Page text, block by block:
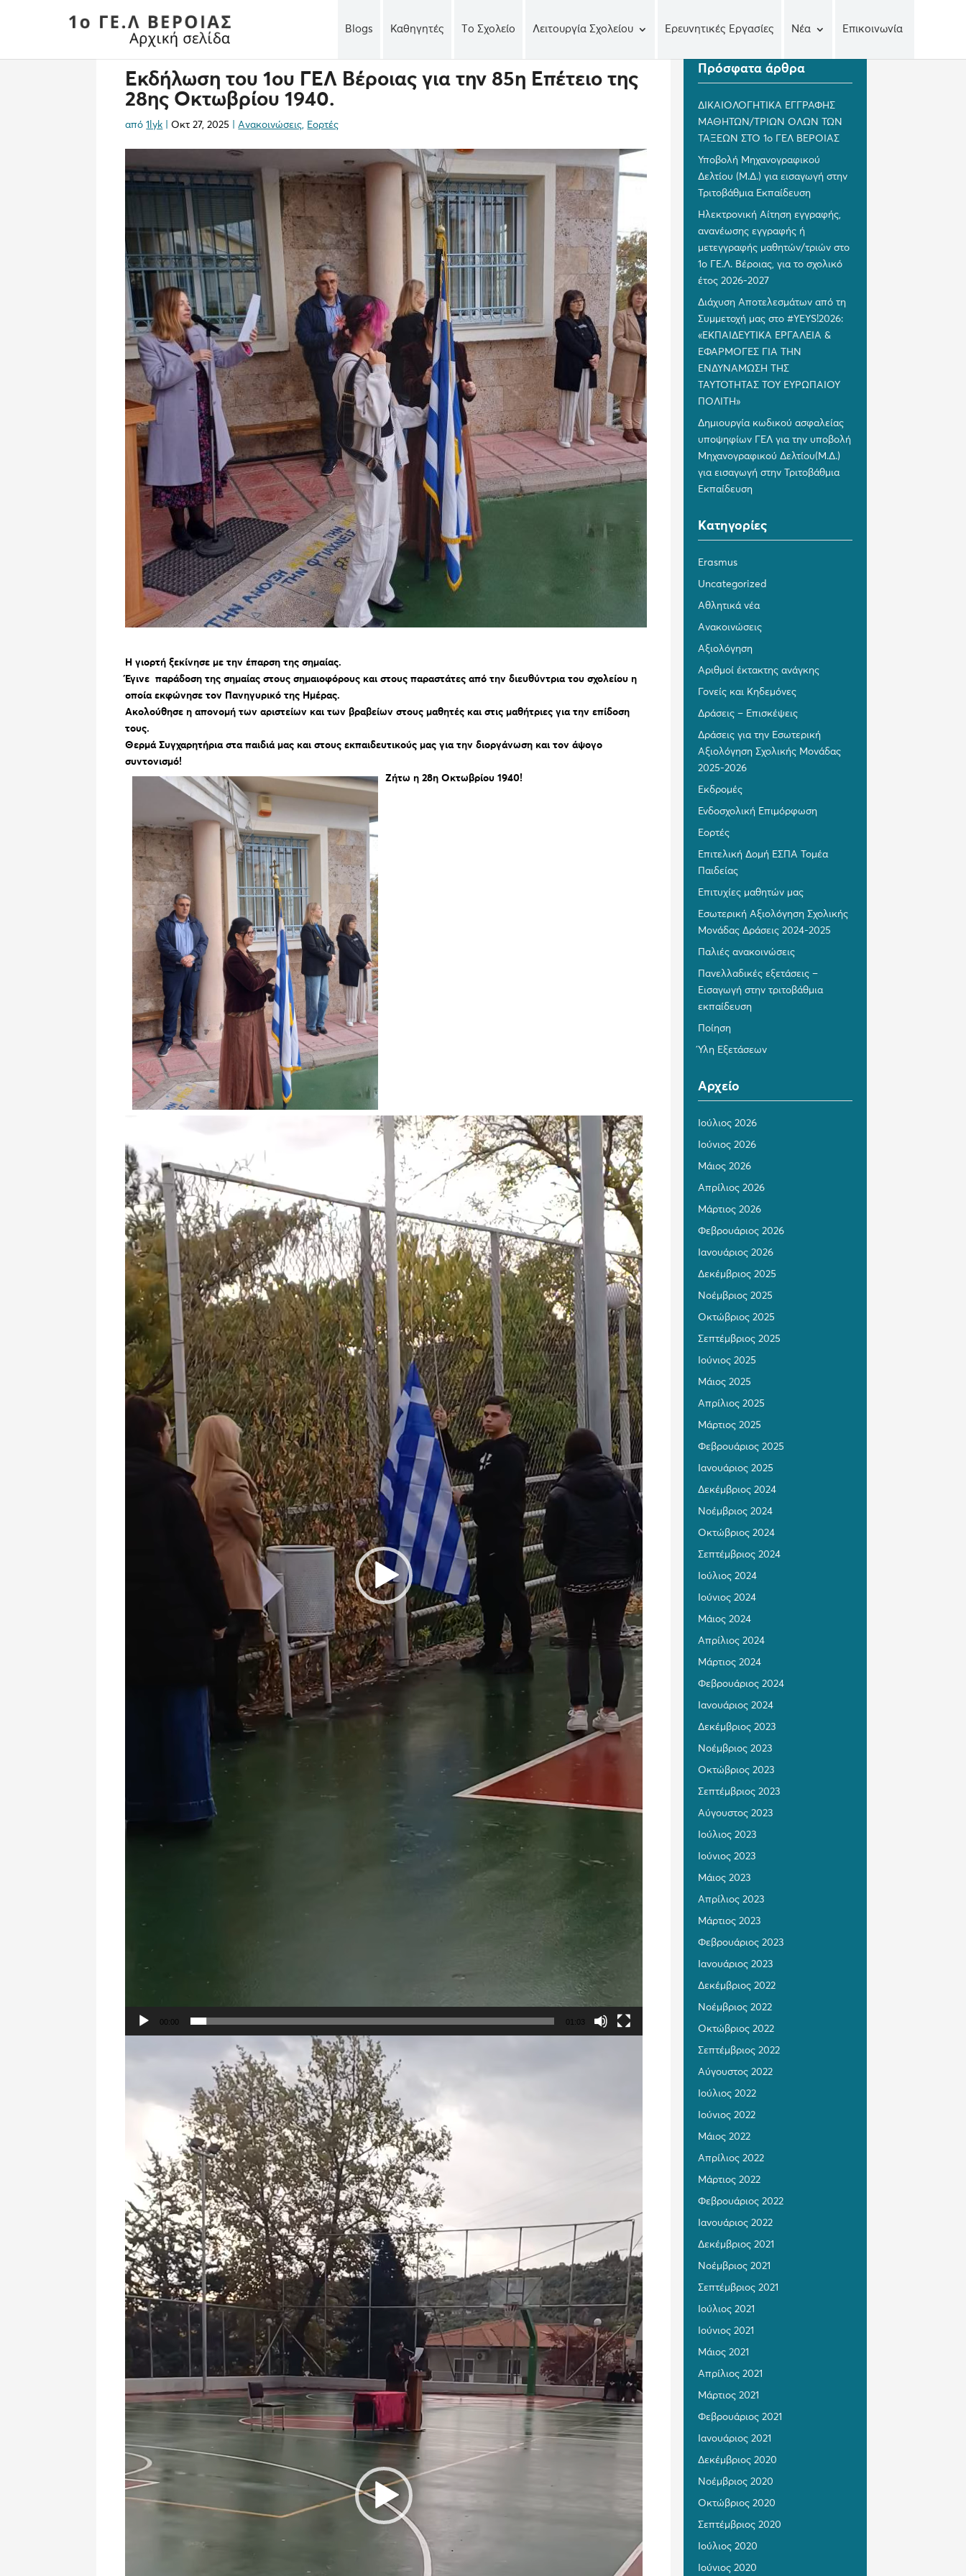
Blogs Καθηγητές Tο Σχολείο Λειτουργία Σχολείου Ερευνητικές Εργασίες Νέα Επικοινωνία
Εκδήλωση του 1ου ΓΕΛ Βέροιας για την 85η Επέτειο της
28ης Οκτωβρίου 1940.
από1lyk |Οκτ 27, 2025 |Ανακοινώσεις, Εορτές
Η γιορτή ξεκίνησε με την έπαρση της σημαίας.
Έγινε παράδοση της σημαίας στους σημαιοφόρους και στους παραστάτες από την διευθύντρια του σχολείου η
οποία εκφώνησε τον Πανηγυρικό της Ημέρας.
Ακολούθησε η απονομή των αριστείων και των βραβείων στους μαθητές και στις μαθήτριες για την επίδοση
τους.
Θερμά Συγχαρητήρια στα παιδιά μας και στους εκπαιδευτικούς μας για την διοργάνωση και τον άψογο
συντονισμό!
Ζήτω η 28η Οκτωβρίου 1940!
00:00 01:03
Πρόσφατα άρθρα
ΔΙΚΑΙΟΛΟΓΗΤΙΚΑ ΕΓΓΡΑΦΗΣ
ΜΑΘΗΤΩΝ/ΤΡΙΩΝ ΟΛΩΝ ΤΩΝ
ΤΑΞΕΩΝ ΣΤΟ 1ο ΓΕΛ ΒΕΡΟΙΑΣ
Υποβολή Μηχανογραφικού
Δελτίου (Μ.Δ.) για εισαγωγή στην
Τριτοβάθμια Εκπαίδευση
Ηλεκτρονική Αίτηση εγγραφής,
ανανέωσης εγγραφής ή
μετεγγραφής μαθητών/τριών στο
1ο ΓΕ.Λ. Βέροιας, για το σχολικό
έτος 2026-2027
Διάχυση Αποτελεσμάτων από τη
Συμμετοχή μας στο #YEYS!2026:
«ΕΚΠΑΙΔΕΥΤΙΚΑ ΕΡΓΑΛΕΙΑ &
ΕΦΑΡΜΟΓΕΣ ΓΙΑ ΤΗΝ
ΕΝΔΥΝΑΜΩΣΗ ΤΗΣ
ΤΑΥΤΟΤΗΤΑΣ ΤΟΥ ΕΥΡΩΠΑΙΟΥ
ΠΟΛΙΤΗ»
Δημιουργία κωδικού ασφαλείας
υποψηφίων ΓΕΛ για την υποβολή
Μηχανογραφικού Δελτίου(Μ.Δ.)
για εισαγωγή στην Τριτοβάθμια
Εκπαίδευση
Kατηγορίες
Erasmus
Uncategorized
Αθλητικά νέα
Ανακοινώσεις
Αξιολόγηση
Αριθμοί έκτακτης ανάγκης
Γονείς και Κηδεμόνες
Δράσεις – Επισκέψεις
Δράσεις για την Εσωτερική
Αξιολόγηση Σχολικής Μονάδας
2025-2026
Εκδρομές
Ενδοσχολική Επιμόρφωση
Εορτές
Επιτελική Δομή ΕΣΠΑ Τομέα
Παιδείας
Επιτυχίες μαθητών μας
Εσωτερική Αξιολόγηση Σχολικής
Μονάδας Δράσεις 2024-2025
Παλιές ανακοινώσεις
Πανελλαδικές εξετάσεις –
Εισαγωγή στην τριτοβάθμια
εκπαίδευση
Ποίηση
Ύλη Εξετάσεων
Αρχείο
Ιούλιος 2026
Ιούνιος 2026
Μάιος 2026
Απρίλιος 2026
Μάρτιος 2026
Φεβρουάριος 2026
Ιανουάριος 2026
Δεκέμβριος 2025
Νοέμβριος 2025
Οκτώβριος 2025
Σεπτέμβριος 2025
Ιούνιος 2025
Μάιος 2025
Απρίλιος 2025
Μάρτιος 2025
Φεβρουάριος 2025
Ιανουάριος 2025
Δεκέμβριος 2024
Νοέμβριος 2024
Οκτώβριος 2024
Σεπτέμβριος 2024
Ιούλιος 2024
Ιούνιος 2024
Μάιος 2024
Απρίλιος 2024
Μάρτιος 2024
Φεβρουάριος 2024
Ιανουάριος 2024
Δεκέμβριος 2023
Νοέμβριος 2023
Οκτώβριος 2023
Σεπτέμβριος 2023
Αύγουστος 2023
Ιούλιος 2023
Ιούνιος 2023
Μάιος 2023
Απρίλιος 2023
Μάρτιος 2023
Φεβρουάριος 2023
Ιανουάριος 2023
Δεκέμβριος 2022
Νοέμβριος 2022
Οκτώβριος 2022
Σεπτέμβριος 2022
Αύγουστος 2022
Ιούλιος 2022
Ιούνιος 2022
Μάιος 2022
Απρίλιος 2022
Μάρτιος 2022
Φεβρουάριος 2022
Ιανουάριος 2022
Δεκέμβριος 2021
Νοέμβριος 2021
Σεπτέμβριος 2021
Ιούλιος 2021
Ιούνιος 2021
Μάιος 2021
Απρίλιος 2021
Μάρτιος 2021
Φεβρουάριος 2021
Ιανουάριος 2021
Δεκέμβριος 2020
Νοέμβριος 2020
Οκτώβριος 2020
Σεπτέμβριος 2020
Ιούλιος 2020
Ιούνιος 2020